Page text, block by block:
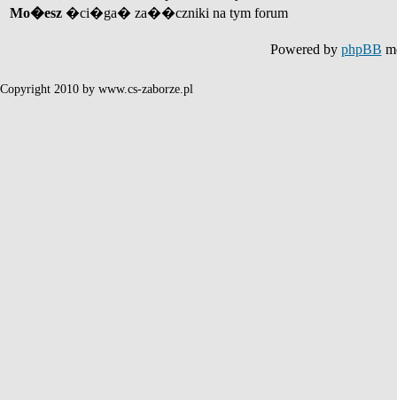
Mo�esz �ci�ga� za��czniki na tym forum
Powered by phpBB
Copyright 2010 by www.cs-zaborze.pl